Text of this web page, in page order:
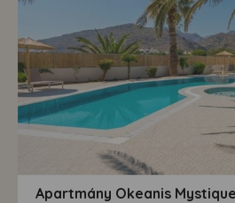
Apartmány Okeanis